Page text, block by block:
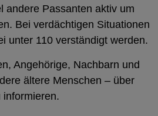
andere Passanten aktiv um
Bei verdächtigen Situationen
unter 110 verständigt werden.
Angehörige, Nachbarn und
ältere Menschen – über